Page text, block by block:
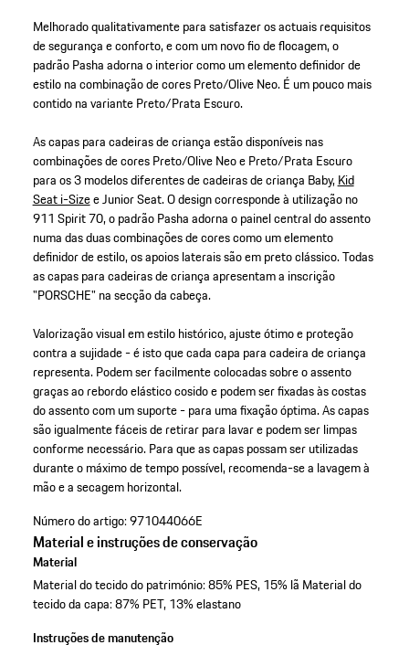
Melhorado qualitativamente para satisfazer os actuais requisitos
de segurança e conforto, e com um novo fio de flocagem, o
padrão Pasha adorna o interior como um elemento definidor de
estilo na combinação de cores Preto/Olive Neo. É um pouco mais
contido na variante Preto/Prata Escuro.
As capas para cadeiras de criança estão disponíveis nas
combinações de cores Preto/Olive Neo e Preto/Prata Escuro
para os 3 modelos diferentes de cadeiras de criança Baby,Kid
Seat i-Sizee Junior Seat. O design corresponde à utilização no
911 Spirit 70, o padrão Pasha adorna o painel central do assento
numa das duas combinações de cores como um elemento
definidor de estilo, os apoios laterais são em preto clássico. Todas
as capas para cadeiras de criança apresentam a inscrição
"PORSCHE" na secção da cabeça.
Valorização visual em estilo histórico, ajuste ótimo e proteção
contra a sujidade - é isto que cada capa para cadeira de criança
representa. Podem ser facilmente colocadas sobre o assento
graças ao rebordo elástico cosido e podem ser fixadas às costas
do assento com um suporte - para uma fixação óptima. As capas
são igualmente fáceis de retirar para lavar e podem ser limpas
conforme necessário. Para que as capas possam ser utilizadas
durante o máximo de tempo possível, recomenda-se a lavagem à
mão e a secagem horizontal.
Número do artigo:971044066E
Material e instruções de conservação
Material
Material do tecido do património: 85% PES, 15% lã Material do
tecido da capa: 87% PET, 13% elastano
Instruções de manutenção